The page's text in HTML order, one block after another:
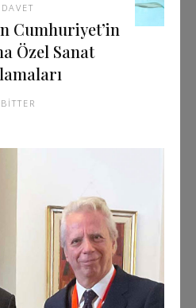
DAVET
Cumhuriyet’in
Özel Sanat
BITTER